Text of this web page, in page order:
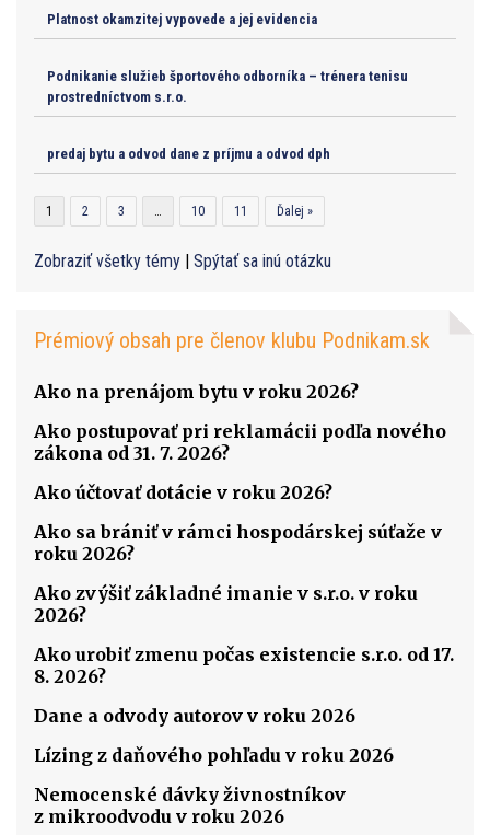
Platnost okamzitej vypovede a jej evidencia
Podnikanie služieb športového odborníka – trénera tenisu
prostredníctvom s.r.o.
predaj bytu a odvod dane z príjmu a odvod dph
1 2 3 … 10 11 Ďalej »
Zobraziť všetky témy | Spýtať sa inú otázku
Prémiový obsah pre členov klubu Podnikam.sk
Ako na prenájom bytu v roku 2026?
Ako postupovať pri reklamácii podľa nového
zákona od 31. 7. 2026?
Ako účtovať dotácie v roku 2026?
Ako sa brániť v rámci hospodárskej súťaže v
roku 2026?
Ako zvýšiť základné imanie v s.r.o. v roku
2026?
Ako urobiť zmenu počas existencie s.r.o. od 17.
8. 2026?
Dane a odvody autorov v roku 2026
Lízing z daňového pohľadu v roku 2026
Nemocenské dávky živnostníkov
z mikroodvodu v roku 2026